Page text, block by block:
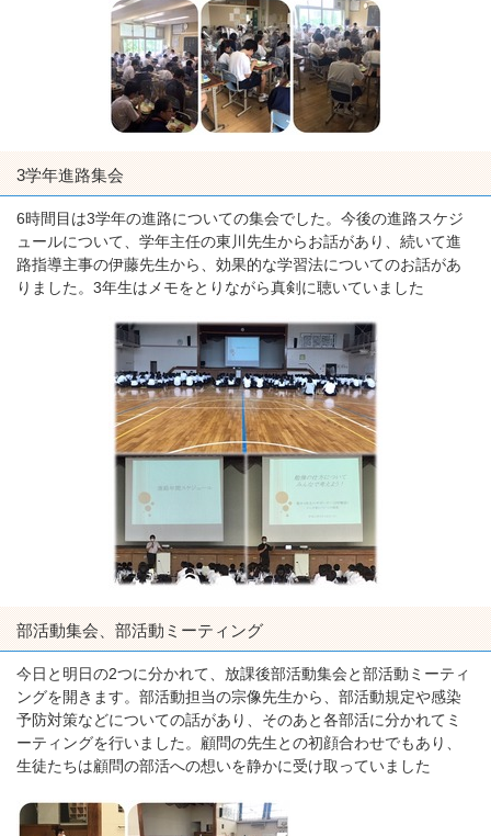
3学年進路集会
6時間目は3学年の進路についての集会でした。今後の進路スケジ
ュールについて、学年主任の東川先生からお話があり、続いて進
路指導主事の伊藤先生から、効果的な学習法についてのお話があ
りました。3年生はメモをとりながら真剣に聴いていました
部活動集会、部活動ミーティング
今日と明日の2つに分かれて、放課後部活動集会と部活動ミーティ
ングを開きます。部活動担当の宗像先生から、部活動規定や感染
予防対策などについての話があり、そのあと各部活に分かれてミ
ーティングを行いました。顧問の先生との初顔合わせでもあり、
生徒たちは顧問の部活への想いを静かに受け取っていました